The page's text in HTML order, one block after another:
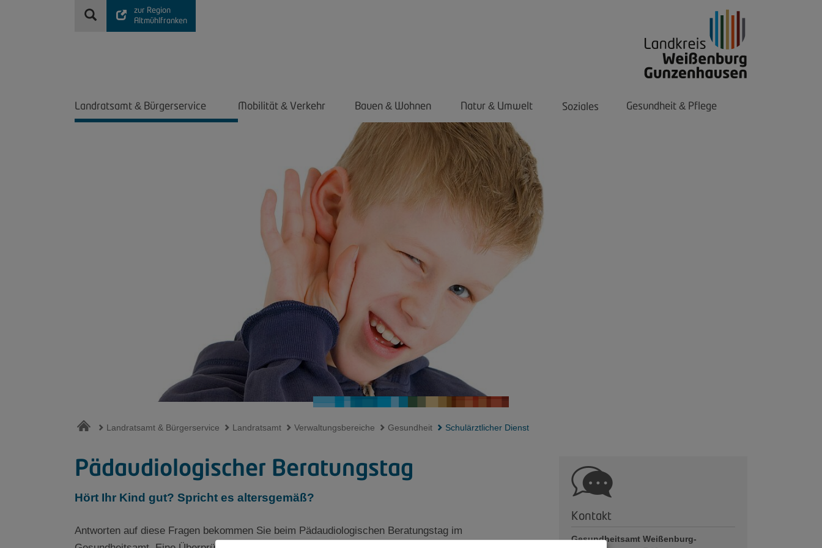
zur Region
Altmühlfranken
Landratsamt & Bürgerservice Mobilität & Verkehr Bauen & Wohnen Natur & Umwelt Soziales Gesundheit & Pflege
Landratsamt & Bürgerservice Landratsamt Verwaltungsbereiche Gesundheit Schulärztlicher Dienst
Kontakt
Gesundheitsamt Weißenburg-
Pädaudiologischer Beratungstag
Hört Ihr Kind gut? Spricht es altersgemäß?
Antworten auf diese Fragen bekommen Sie beim Pädaudiologischen Beratungstag im